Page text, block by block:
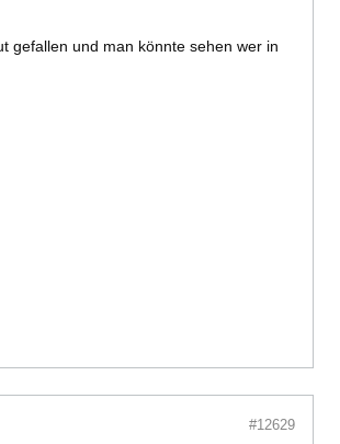
gefallen und man könnte sehen wer in
#12629